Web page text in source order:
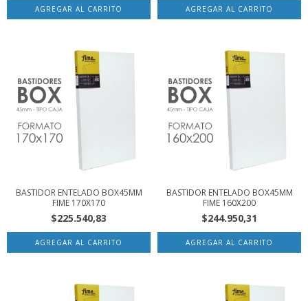
BASTIDOR ENTELADO BOX45MM
FIME 170X170
$225.540,83
BASTIDOR ENTELADO BOX45MM
FIME 160X200
$244.950,31